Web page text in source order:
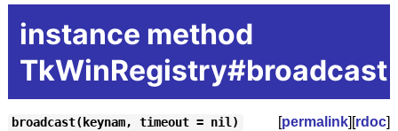
instance method
TkWinRegistry#broadcast
broadcast(keynam, timeout = nil) [permalink][rdoc]